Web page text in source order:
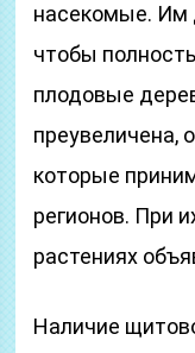
насекомые. Им
чтобы
плодовые
преувеличена,
которые
регионов. При
растениях
Наличие